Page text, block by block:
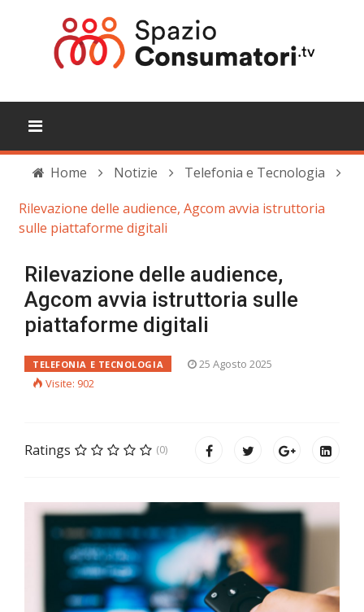
Home Notizie
Telefonia e Tecnologia
Rilevazione delle audience, Agcom avvia istruttoria
sulle piattaforme digitali
Rilevazione delle audience,
Agcom avvia istruttoria sulle
piattaforme digitali
TELEFONIA E TECNOLOGIA
25 Agosto 2025
Visite: 902
Ratings (0)